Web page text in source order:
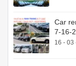
Car
7-16-
16 - 03